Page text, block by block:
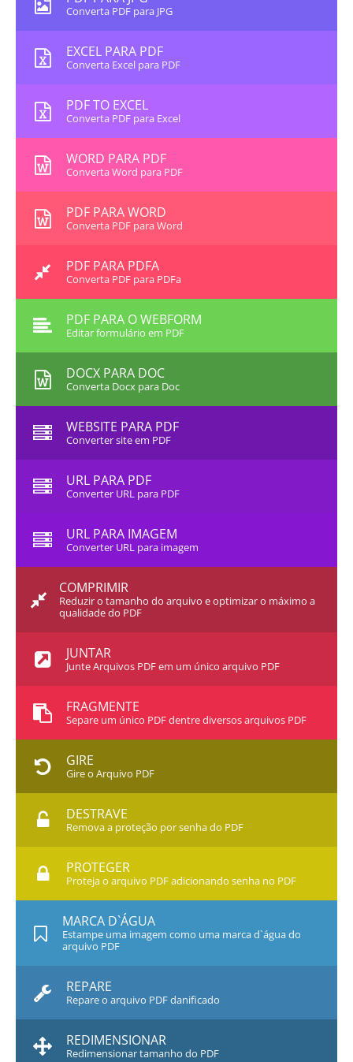
Converta PDF para JPG
EXCEL PARA PDF
Converta Excel para PDF
PDF TO EXCEL
Converta PDF para Excel
WORD PARA PDF
Converta Word para PDF
PDF PARA WORD
Converta PDF para Word
PDF PARA PDFA
Converta PDF para PDFa
PDF PARA O WEBFORM
Editar formulário em PDF
DOCX PARA DOC
Converta Docx para Doc
WEBSITE PARA PDF
Converter site em PDF
URL PARA PDF
Converter URL para PDF
URL PARA IMAGEM
Converter URL para imagem
COMPRIMIR
Reduzir o tamanho do arquivo e optimizar o máximo a
qualidade do PDF
JUNTAR
Junte Arquivos PDF em um único arquivo PDF
FRAGMENTE
Separe um único PDF dentre diversos arquivos PDF
GIRE
Gire o Arquivo PDF
DESTRAVE
Remova a proteção por senha do PDF
PROTEGER
Proteja o arquivo PDF adicionando senha no PDF
MARCA D`ÁGUA
Estampe uma imagem como uma marca d`água do
arquivo PDF
REPARE
Repare o arquivo PDF danificado
REDIMENSIONAR
Redimensionar tamanho do PDF